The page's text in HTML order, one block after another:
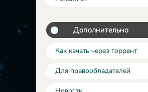
Дополнительно
Как качать через торрент
Для правообладателей